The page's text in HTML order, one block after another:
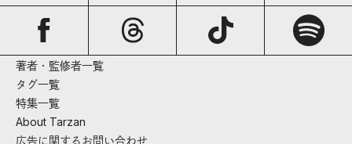
著者・監修者一覧
タグ一覧
特集一覧
About Tarzan
広告に関するお問い合わせ